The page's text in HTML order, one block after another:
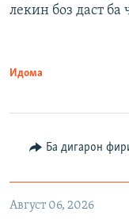
лекин боз даст ба
Идома
Ба дигарон
Август 06, 2026